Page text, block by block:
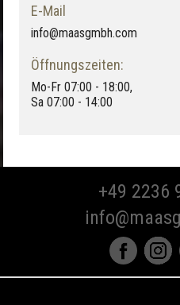
E-Mail
info@maasgmbh.com
Öffnungszeiten:
Mo-Fr 07:00 - 18:00,
Sa 07:00 - 14:00
+49 2236